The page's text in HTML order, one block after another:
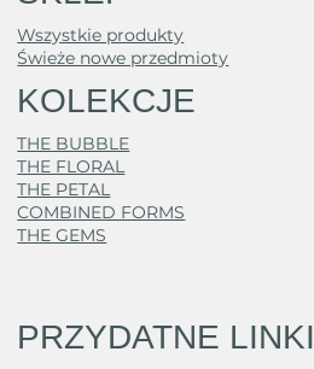
Wszystkie produkty
Świeże nowe przedmioty
KOLEKCJE
THE BUBBLE
THE FLORAL
THE PETAL
COMBINED FORMS
THE GEMS
PRZYDATNE LINKI